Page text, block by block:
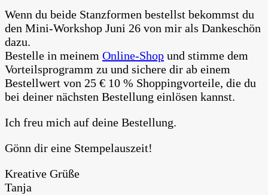
Wenn du beide Stanzformen bestellst bekommst du
den Mini-Workshop Juni 26 von mir als Dankeschön
dazu.
Bestelle in meinem Online-Shop und stimme dem
Vorteilsprogramm zu und sichere dir ab einem
Bestellwert von 25 € 10 % Shoppingvorteile, die du
bei deiner nächsten Bestellung einlösen kannst.
Ich freu mich auf deine Bestellung.
Gönn dir eine Stempelauszeit!
Kreative Grüße
Tanja